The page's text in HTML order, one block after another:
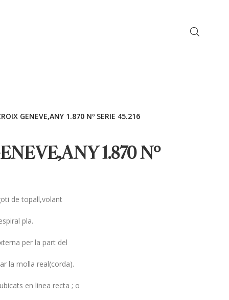
GENEVE,ANY 1.870 Nº SERIE 45.216
1.870 Nº
de topall,volant
pla.
per la part del
la molla real(corda).
en linea recta ; o